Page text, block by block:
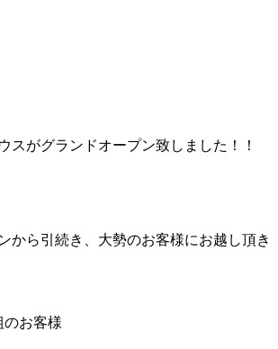
スがグランドオープン致しました！！
から引続き、大勢のお客様にお越し頂き
のお客様